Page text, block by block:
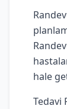
hale
Tedavi